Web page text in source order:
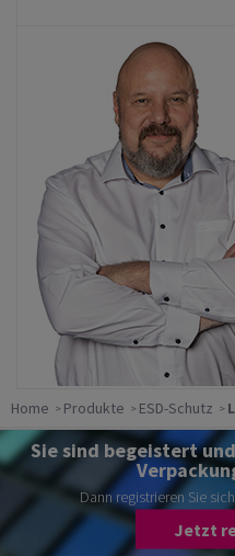
Home Produkte ESD-Schutz
Sie sind begeistert
Dann registrieren Sie
Jetzt